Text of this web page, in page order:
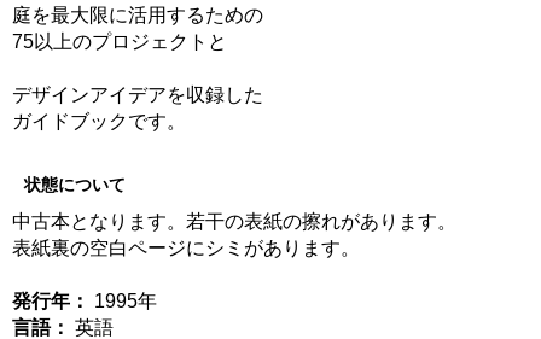
庭を最大限に活用するための
75以上のプロジェクトと
デザインアイデアを収録した
ガイドブックです。
状態について
中古本となります。若干の表紙の擦れがあります。
表紙裏の空白ページにシミがあります。
発行年：
1995年
言語： 英語